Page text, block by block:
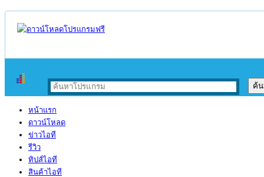
หน้าแรก
ดาวน์โหลด
ข่าวไอที
รีวิว
ทิปส์ไอที
สินค้าไอที